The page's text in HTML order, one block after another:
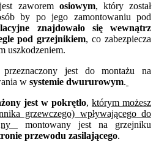
zaworem osiowym, który został
by po jego zamontowaniu pod
znajdowało się wewnątrz
pod grzejnikiem, co zabezpiecza
uszkodzeniem.
jest do montażu na
w systemie dwururowym.
jest w pokrętło, którym możesz
grzewczego) wpływającego do
montowany jest na grzejniku
przewodu zasilającego.